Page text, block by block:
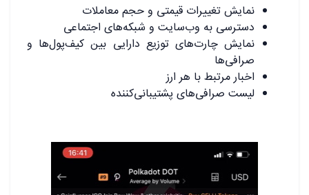
نمایش تغییرات قیمتی و حجم معاملات
دسترسی به وب‌سایت و شبکه‌های اجتماعی
نمایش چارت‌های توزیع دارایی بین کیف‌پول‌ها و
صرافی‌ها
اخبار مرتبط با هر ارز
لیست صرافی‌های پشتیبانی‌کننده